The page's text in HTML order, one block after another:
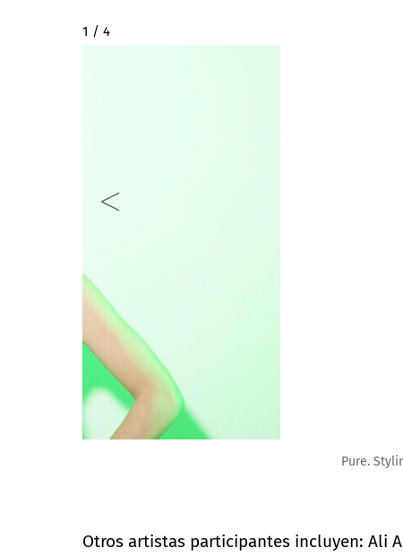
2 / 4
Otros artistas participantes incluyen: Ali